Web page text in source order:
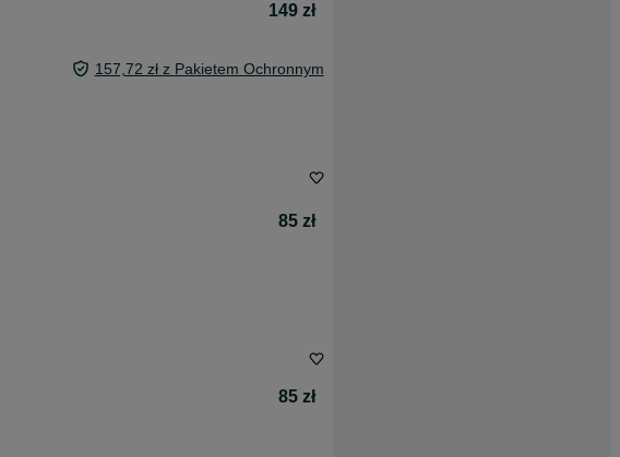
149 zł
157,72 zł z Pakietem Ochronnym
85 zł
85 zł